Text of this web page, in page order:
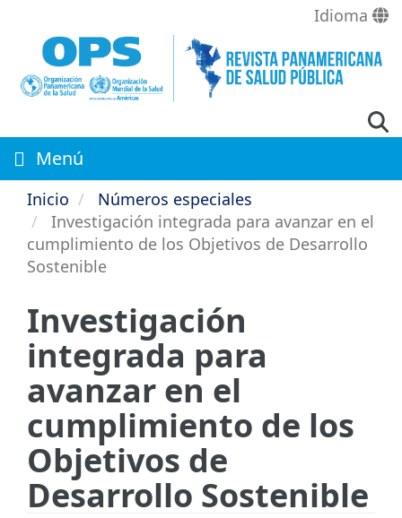
contenido
principal
Idioma
Menú
Inicio
Números especiales
Investigación integrada para avanzar en el
cumplimiento de los Objetivos de Desarrollo
Sostenible
Investigación
integrada para
avanzar en el
cumplimiento de los
Objetivos de
Desarrollo Sostenible